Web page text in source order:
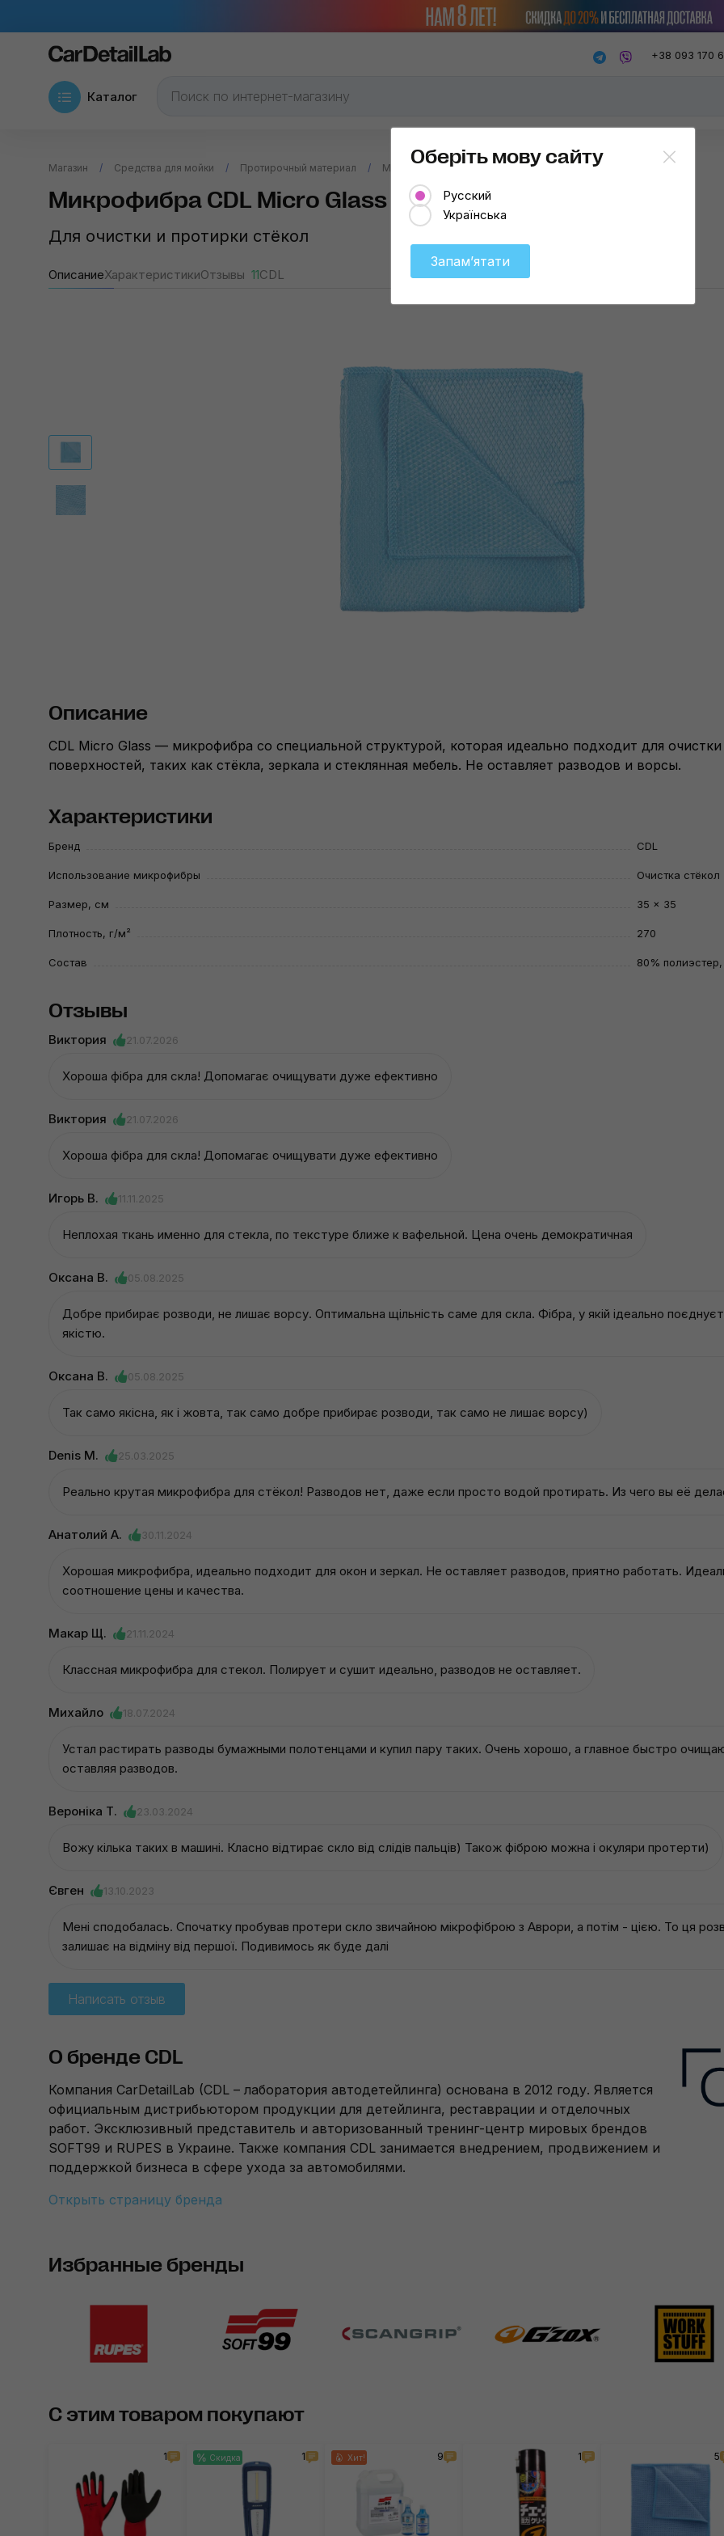
+38 093 170
Каталог
Магазин Средства для мойки Протирочный материал Микрофибра CDL Micro Glass Blue
Микрофибра CDL Micro Glass Blue
Для очистки и протирки стёкол
ОписаниеХарактеристикиОтзывы 11CDL
Описание
CDL Micro Glass — микрофибра со специальной структурой, которая идеально подходит для очистки
поверхностей, таких как стёкла, зеркала и стеклянная мебель. Не оставляет разводов и ворсы.
Характеристики
Бренд CDL
Использование микрофибры Очистка стёкол
Размер, см 35 × 35
Плотность, г/м² 270
Состав 80%
Отзывы
Виктория 21.07.2026
Хороша фібра для скла! Допомагає очищувати дуже ефективно
Виктория 21.07.2026
Хороша фібра для скла! Допомагає очищувати дуже ефективно
Игорь В. 11.11.2025
Неплохая ткань именно для стекла, по текстуре ближе к вафельной. Цена очень демократичная
Оксана В. 05.08.2025
Добре прибирає розводи, не лишає ворсу. Оптимальна щільність саме для скла. Фібра, у якій ідеально
якістю.
Оксана В. 05.08.2025
Так само якісна, як і жовта, так само добре прибирає розводи, так само не лишає ворсу)
Denis M. 25.03.2025
Реально крутая микрофибра для стёкол! Разводов нет, даже если просто водой протирать. Из чего вы её
Анатолий А. 30.11.2024
Хорошая микрофибра, идеально подходит для окон и зеркал. Не оставляет разводов, приятно работать.
соотношение цены и качества.
Макар Щ. 21.11.2024
Классная микрофибра для стекол. Полирует и сушит идеально, разводов не оставляет.
Михайло 18.07.2024
Устал растирать разводы бумажными полотенцами и купил пару таких. Очень хорошо, а главное быстро
оставляя разводов.
Вероніка Т. 23.03.2024
Вожу кілька таких в машині. Класно відтирає скло від слідів пальців) Також фіброю можна і окуляри протерти)
Євген 13.10.2023
Мені сподобалась. Спочатку пробував протери скло звичайною мікрофіброю з Аврори, а потім - цією. То ця
залишає на відміну від першої. Подивимось як буде далі
Написать отзыв
О бренде CDL
Компания CarDetailLab (CDL – лаборатория автодетейлинга) основана в 2012 году. Является
официальным дистрибьютором продукции для детейлинга, реставрации и отделочных
работ. Эксклюзивный представитель и авторизованный тренинг-центр мировых брендов
SOFT99 и RUPES в Украине. Также компания CDL занимается внедрением, продвижением и
поддержкой бизнеса в сфере ухода за автомобилями.
Открыть страницу бренда
Избранные бренды
С этим товаром покупают
1 Скидка 1 Хит! 9 1 5
Оберіть мову сайту
Русский
Українська
Запамʼятати